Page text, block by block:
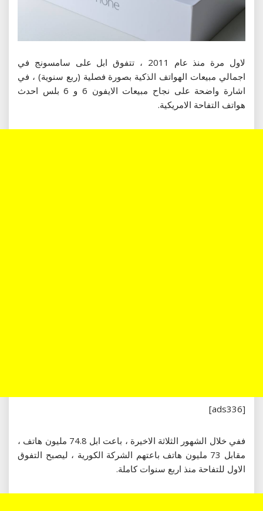
لاول مرة منذ عام 2011 ، تتفوق ابل على سامسونج في
اجمالي مبيعات الهواتف الذكية بصورة فصلية (ربع سنوية) ، في
اشارة واضحة على نجاح مبيعات الايفون 6 و 6 بلس احدث
هواتف التفاحة الامريكية.
[ads336]
ففي خلال الشهور الثلاثة الاخيرة ، باعت ابل 74.8 مليون هاتف ،
مقابل 73 مليون هاتف باعتهم الشركة الكورية ، ليصبح التفوق
الاول للتفاحة منذ اربع سنوات كاملة.